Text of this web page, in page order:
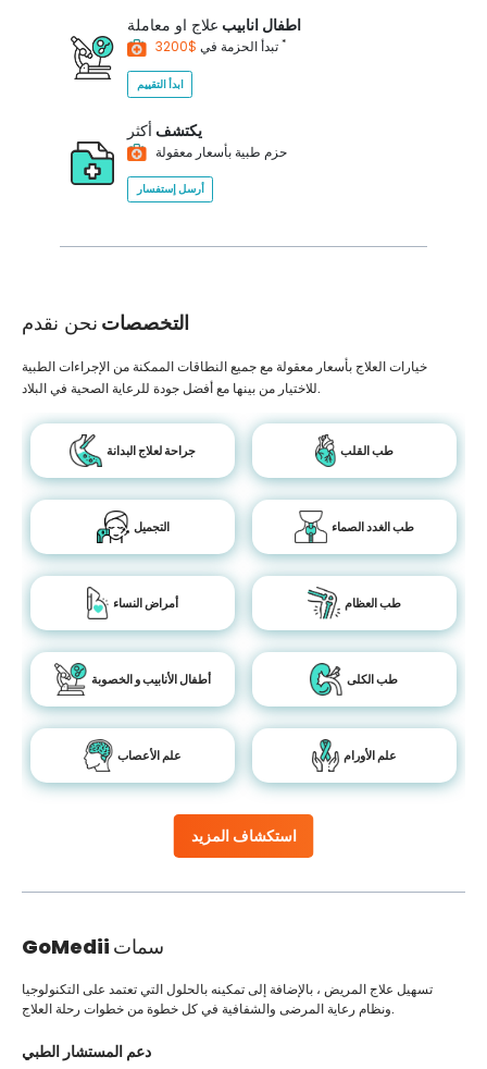
اطفال انابيب علاج او معاملة
تبدأ الحزمة في *
ابدأ التقييم
يكتشف أكثر
حزم طبية بأسعار معقولة
أرسل إستفسار
التخصصات نحن نقدم
استكشاف المزيد
خيارات العلاج بأسعار معقولة مع جميع النطاقات الممكنة من الإجراءات الطبية
للاختيار من بينها مع أفضل جودة للرعاية الصحية في البلاد.
جراحة لعلاج البدانة طب القلب
التجميل طب الغدد الصماء
أمراض النساء طب العظام
أطفال الأنابيب و الخصوبة طب الكلى
علم الأعصاب علم الأورام
GoMedii سمات
تسهيل علاج المريض ، بالإضافة إلى تمكينه بالحلول التي تعتمد على التكنولوجيا
ونظام رعاية المرضى والشفافية في كل خطوة من خطوات رحلة العلاج.
دعم المستشار الطبي